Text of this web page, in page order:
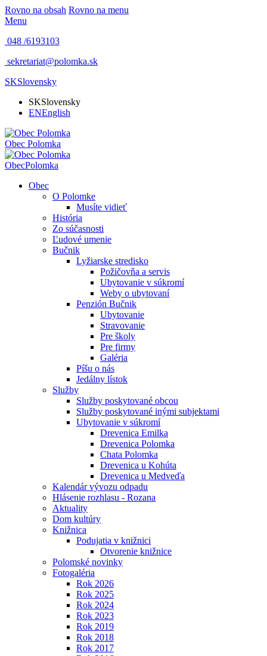
Rovno na obsah Rovno na menu
Menu
048 /6193103
sekretariat@polomka.sk
SKSlovensky
SKSlovensky
ENEnglish
Obec Polomka
ObecPolomka
Obec
O Polomke
Musíte vidieť
História
Zo súčasnosti
Ľudové umenie
Bučnik
Lyžiarske stredisko
Požičovňa a servis
Ubytovanie v súkromí
Weby o ubytovaní
Penzión Bučnik
Ubytovanie
Stravovanie
Pre školy
Pre firmy
Galéria
Píšu o nás
Jedálny lístok
Služby
Služby poskytované obcou
Služby poskytované inými subjektami
Ubytovanie v súkromí
Drevenica Emilka
Drevenica Polomka
Chata Polomka
Drevenica u Kohúta
Drevenica u Medveďa
Kalendár vývozu odpadu
Hlásenie rozhlasu - Rozana
Aktuality
Dom kultúry
Knižnica
Podujatia v knižnici
Otvorenie knižnice
Polomské novinky
Fotogaléria
Rok 2026
Rok 2025
Rok 2024
Rok 2023
Rok 2019
Rok 2018
Rok 2017